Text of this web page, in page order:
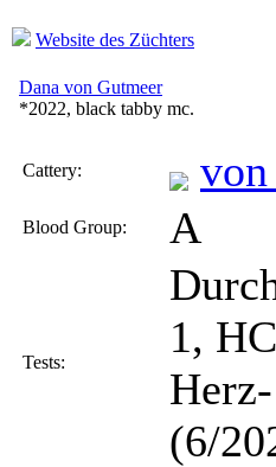
Website des Züchters
Dana von Gutmeer
*2022, black tabby mc.
Cattery:
Blood Group: A
Tests:
1,
(6/